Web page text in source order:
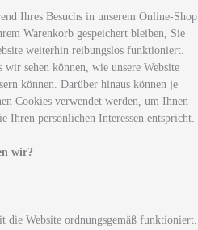
Ihres Besuchs in unserem Online-Shop
Warenkorb gespeichert bleiben, Sie
weiterhin reibungslos funktioniert.
wir sehen können, wie unsere Website
können. Darüber hinaus können je
Cookies verwendet werden, um Ihnen
Ihren persönlichen Interessen entspricht.
wir?
die Website ordnungsgemäß funktioniert.